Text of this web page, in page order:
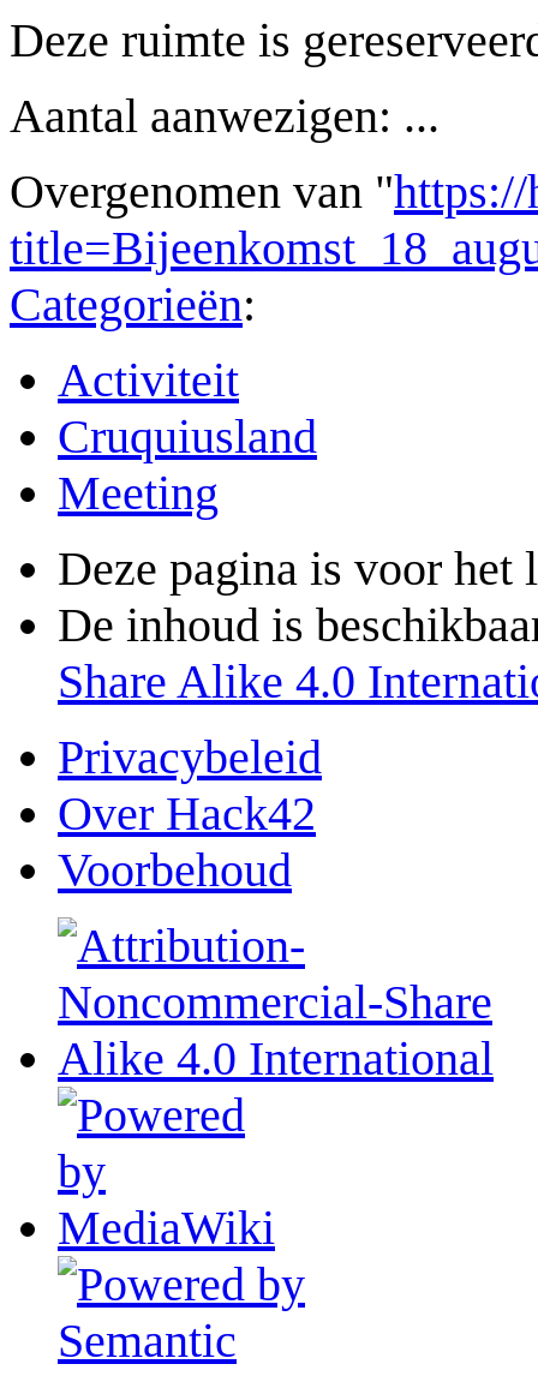
Deze ruimte is
Aantal aanwezigen: ...
Overgenomen van "
Categorieën:
Activiteit
Cruquiusland
Meeting
Deze pagina is voor het
De inhoud is
Share Alike 4.0
Privacybeleid
Over Hack42
Voorbehoud